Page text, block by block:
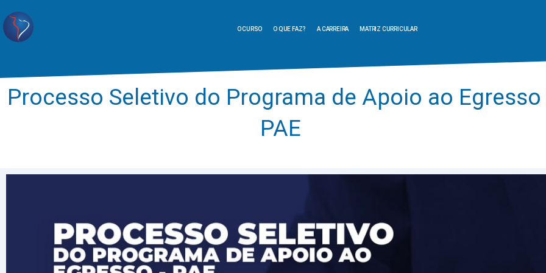
O CURSO O QUE FAZ? A CARREIRA MATRIZ CURRICULAR
Processo Seletivo do Programa de Apoio ao Egresso
PAE